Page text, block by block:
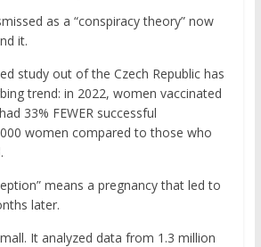
as a “conspiracy theory” now
it.
study out of the Czech Republic has
trend: in 2022, women vaccinated
33% FEWER successful
women compared to those who
means a pregnancy that led to
later.
It analyzed data from 1.3 million